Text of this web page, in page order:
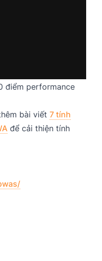
điểm performance
bài viết 7 tính
để cải thiện tính